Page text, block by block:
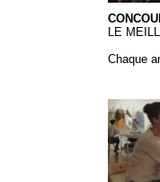
LE
Chaque